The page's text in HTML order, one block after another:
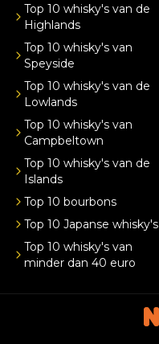
Top 10 whisky's van de
Highlands
Top 10 whisky's van
Speyside
Top 10 whisky's van de
Lowlands
Top 10 whisky's van
Campbeltown
Top 10 whisky's van de
Islands
Top 10 bourbons
Top 10 Japanse whisky's
Top 10 whisky's van
minder dan 40 euro